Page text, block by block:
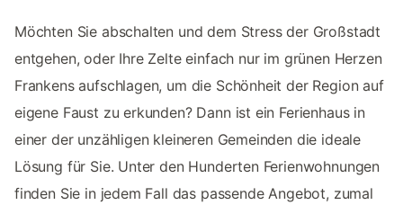
Möchten Sie abschalten und dem Stress der Großstadt
entgehen, oder Ihre Zelte einfach nur im grünen Herzen
Frankens aufschlagen, um die Schönheit der Region auf
eigene Faust zu erkunden? Dann ist ein Ferienhaus in
einer der unzähligen kleineren Gemeinden die ideale
Lösung für Sie. Unter den Hunderten Ferienwohnungen
finden Sie in jedem Fall das passende Angebot, zumal